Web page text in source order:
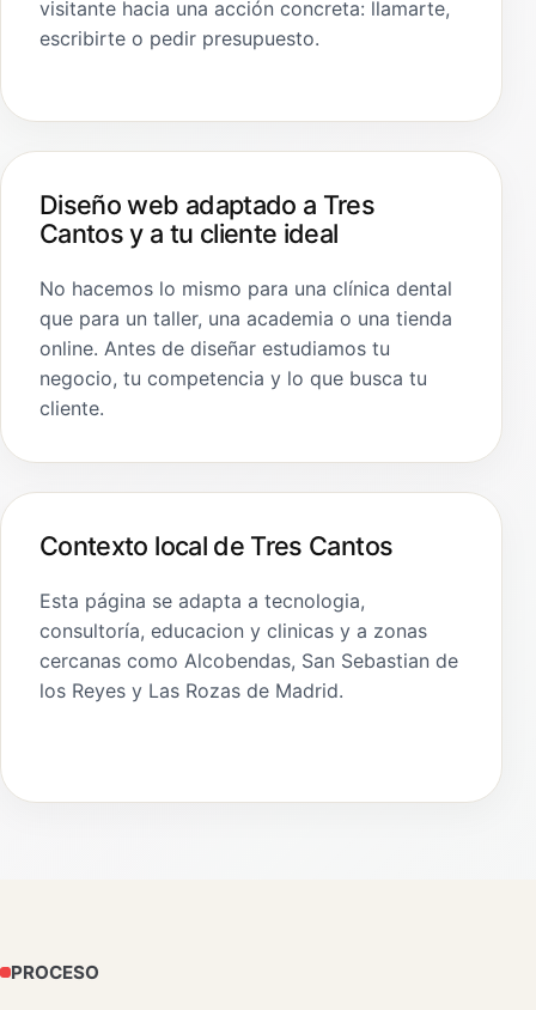
visitante hacia una acción concreta: llamarte,
escribirte o pedir presupuesto.
Diseño web adaptado a Tres
Cantos y a tu cliente ideal
No hacemos lo mismo para una clínica dental
que para un taller, una academia o una tienda
online. Antes de diseñar estudiamos tu
negocio, tu competencia y lo que busca tu
cliente.
Contexto local de Tres Cantos
Esta página se adapta a tecnologia,
consultoría, educacion y clinicas y a zonas
cercanas como Alcobendas, San Sebastian de
los Reyes y Las Rozas de Madrid.
PROCESO